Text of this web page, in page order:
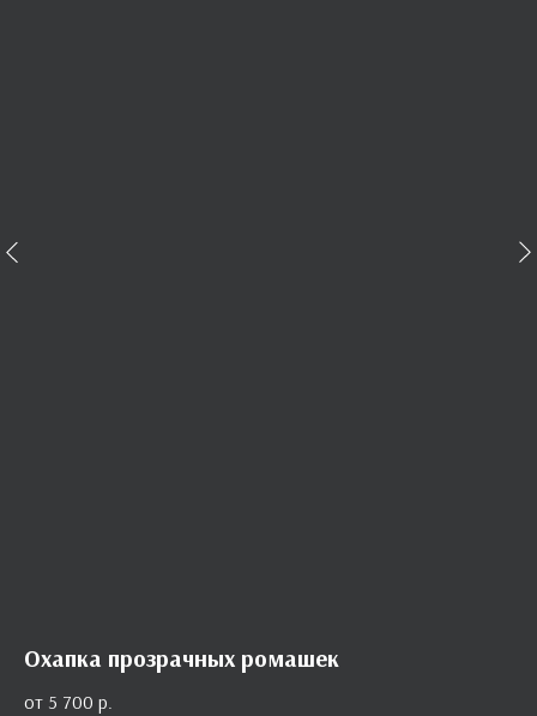
Охапка прозрачных ромашек
5 700 р.